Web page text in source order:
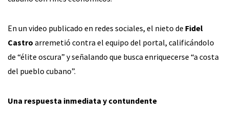
En un video publicado en redes sociales, el nieto de Fidel
Castro arremetió contra el equipo del portal, calificándolo
de “élite oscura” y señalando que busca enriquecerse “a costa
del pueblo cubano”.
Una respuesta inmediata y contundente